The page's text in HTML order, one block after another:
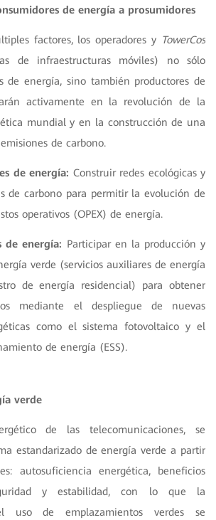
de energía a prosumidores
factores, los operadores y TowerCos
de infraestructuras móviles) no sólo
de energía, sino también productores de
activamente en la revolución de la
mundial y en la construcción de una
de carbono.
de energía: Construir redes ecológicas y
de carbono para permitir la evolución de
operativos (OPEX) de energía.
de energía: Participar en la producción y
verde (servicios auxiliares de energía
de energía residencial) para obtener
mediante el despliegue de nuevas
como el sistema fotovoltaico y el
de energía (ESS).
verde
de las telecomunicaciones, se
estandarizado de energía verde a partir
autosuficiencia energética, beneficios
y estabilidad, con lo que la
uso de emplazamientos verdes se